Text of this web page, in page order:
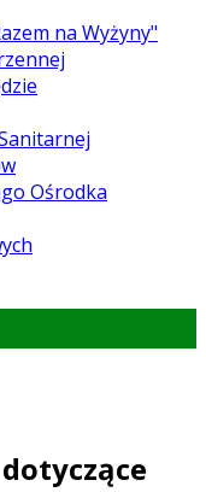
na Wyżyny"
Ośrodka